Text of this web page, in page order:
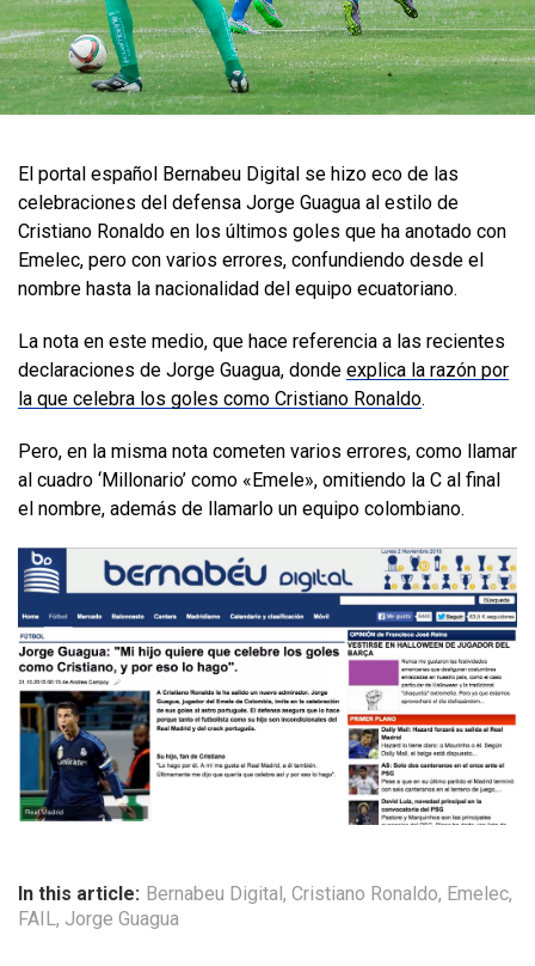
El portal español Bernabeu Digital se hizo eco de las
celebraciones del defensa Jorge Guagua al estilo de
Cristiano Ronaldo en los últimos goles que ha anotado con
Emelec, pero con varios errores, confundiendo desde el
nombre hasta la nacionalidad del equipo ecuatoriano.
La nota en este medio, que hace referencia a las recientes
declaraciones de Jorge Guagua, donde explica la razón por
la que celebra los goles como Cristiano Ronaldo.
Pero, en la misma nota cometen varios errores, como llamar
al cuadro ‘Millonario’ como «Emele», omitiendo la C al final
el nombre, además de llamarlo un equipo colombiano.
In this article: Bernabeu Digital, Cristiano Ronaldo, Emelec,
FAIL, Jorge Guagua